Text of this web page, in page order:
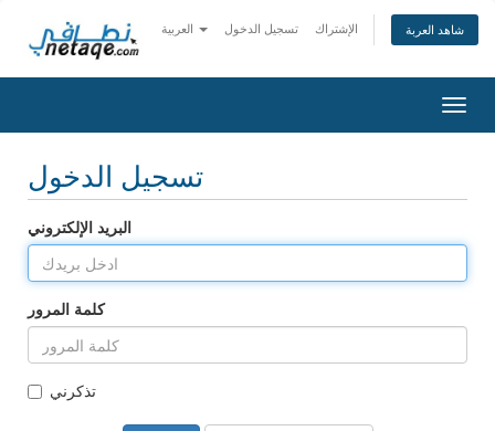
تسجيل الدخول الإشتراك شاهد العربة
تبديل
التنقل
تسجيل الدخول
البريد الإلكتروني
كلمة المرور
تذكرني